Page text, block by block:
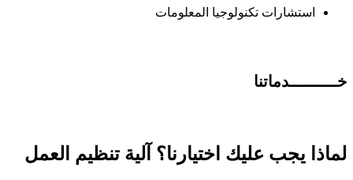
استشارات تكنولوجيا المعلومات
خــــــــــدماتنا
لماذا يجب عليك اختيارنا؟ آلية تنظيم العمل